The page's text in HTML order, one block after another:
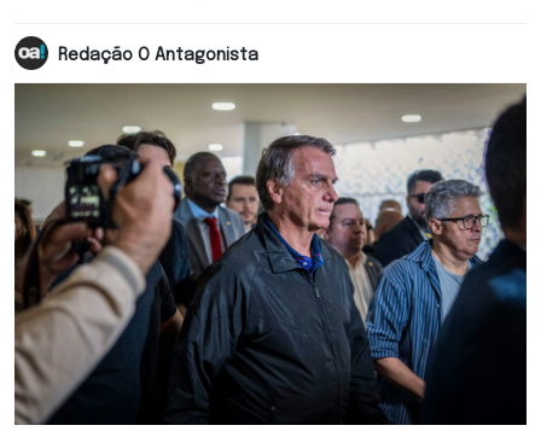
Redação O Antagonista